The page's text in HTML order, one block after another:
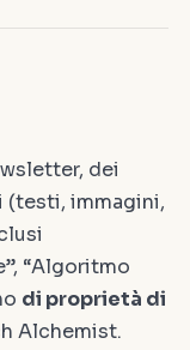
dei
(testi, immagini,
“Algoritmo
di proprietà di
Alchemist.